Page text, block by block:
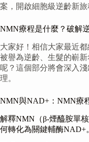
案，開啟細胞級逆齡新旅
NMN療程是什麼？破解
大家好！相信大家最近
被譽為逆齡、生髮的嶄
呢？這個部分將會深入
理。
NMN與NAD+：NMN療
解釋NMN（β-煙醯胺單
何轉化為關鍵輔酶NAD+